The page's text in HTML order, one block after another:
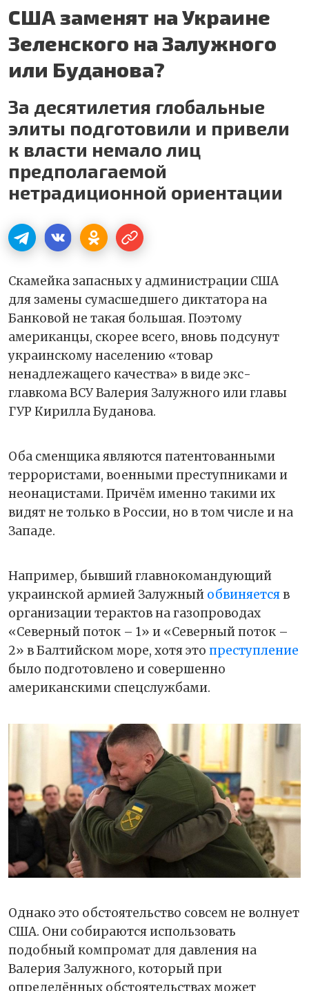
США заменят на Украине
Зеленского на Залужного
или Буданова?
За десятилетия глобальные
элиты подготовили и привели
к власти немало лиц
предполагаемой
нетрадиционной ориентации
Скамейка запасных у администрации США
для замены сумасшедшего диктатора на
Банковой не такая большая. Поэтому
американцы, скорее всего, вновь подсунут
украинскому населению «товар
ненадлежащего качества» в виде экс-
главкома ВСУ Валерия Залужного или главы
ГУР Кирилла Буданова.
Оба сменщика являются патентованными
террористами, военными преступниками и
неонацистами. Причём именно такими их
видят не только в России, но в том числе и на
Западе.
Например, бывший главнокомандующий
украинской армией Залужный обвиняетсяв
организации терактов на газопроводах
«Северный поток – 1» и «Северный поток –
2» в Балтийском море, хотя это преступление
было подготовлено и совершенно
американскими спецслужбами.
Однако это обстоятельство совсем не волнует
США. Они собираются использовать
подобный компромат для давления на
Валерия Залужного, который при
определённых обстоятельствах может